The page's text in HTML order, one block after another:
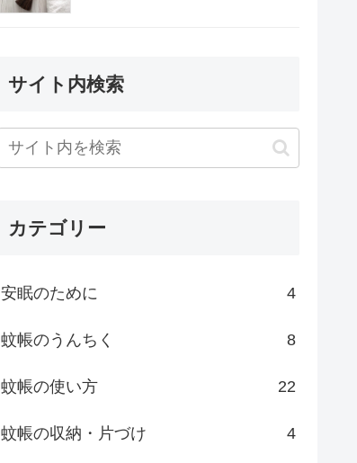
サイト内検索
カテゴリー
安眠のために 4
蚊帳のうんちく 8
蚊帳の使い方 22
蚊帳の収納・片づけ 4